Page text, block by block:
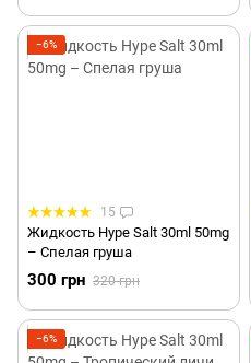
−6%
15
Жидкость Hype Salt 30ml 50mg
– Спелая груша
300 грн 320 грн
−6%